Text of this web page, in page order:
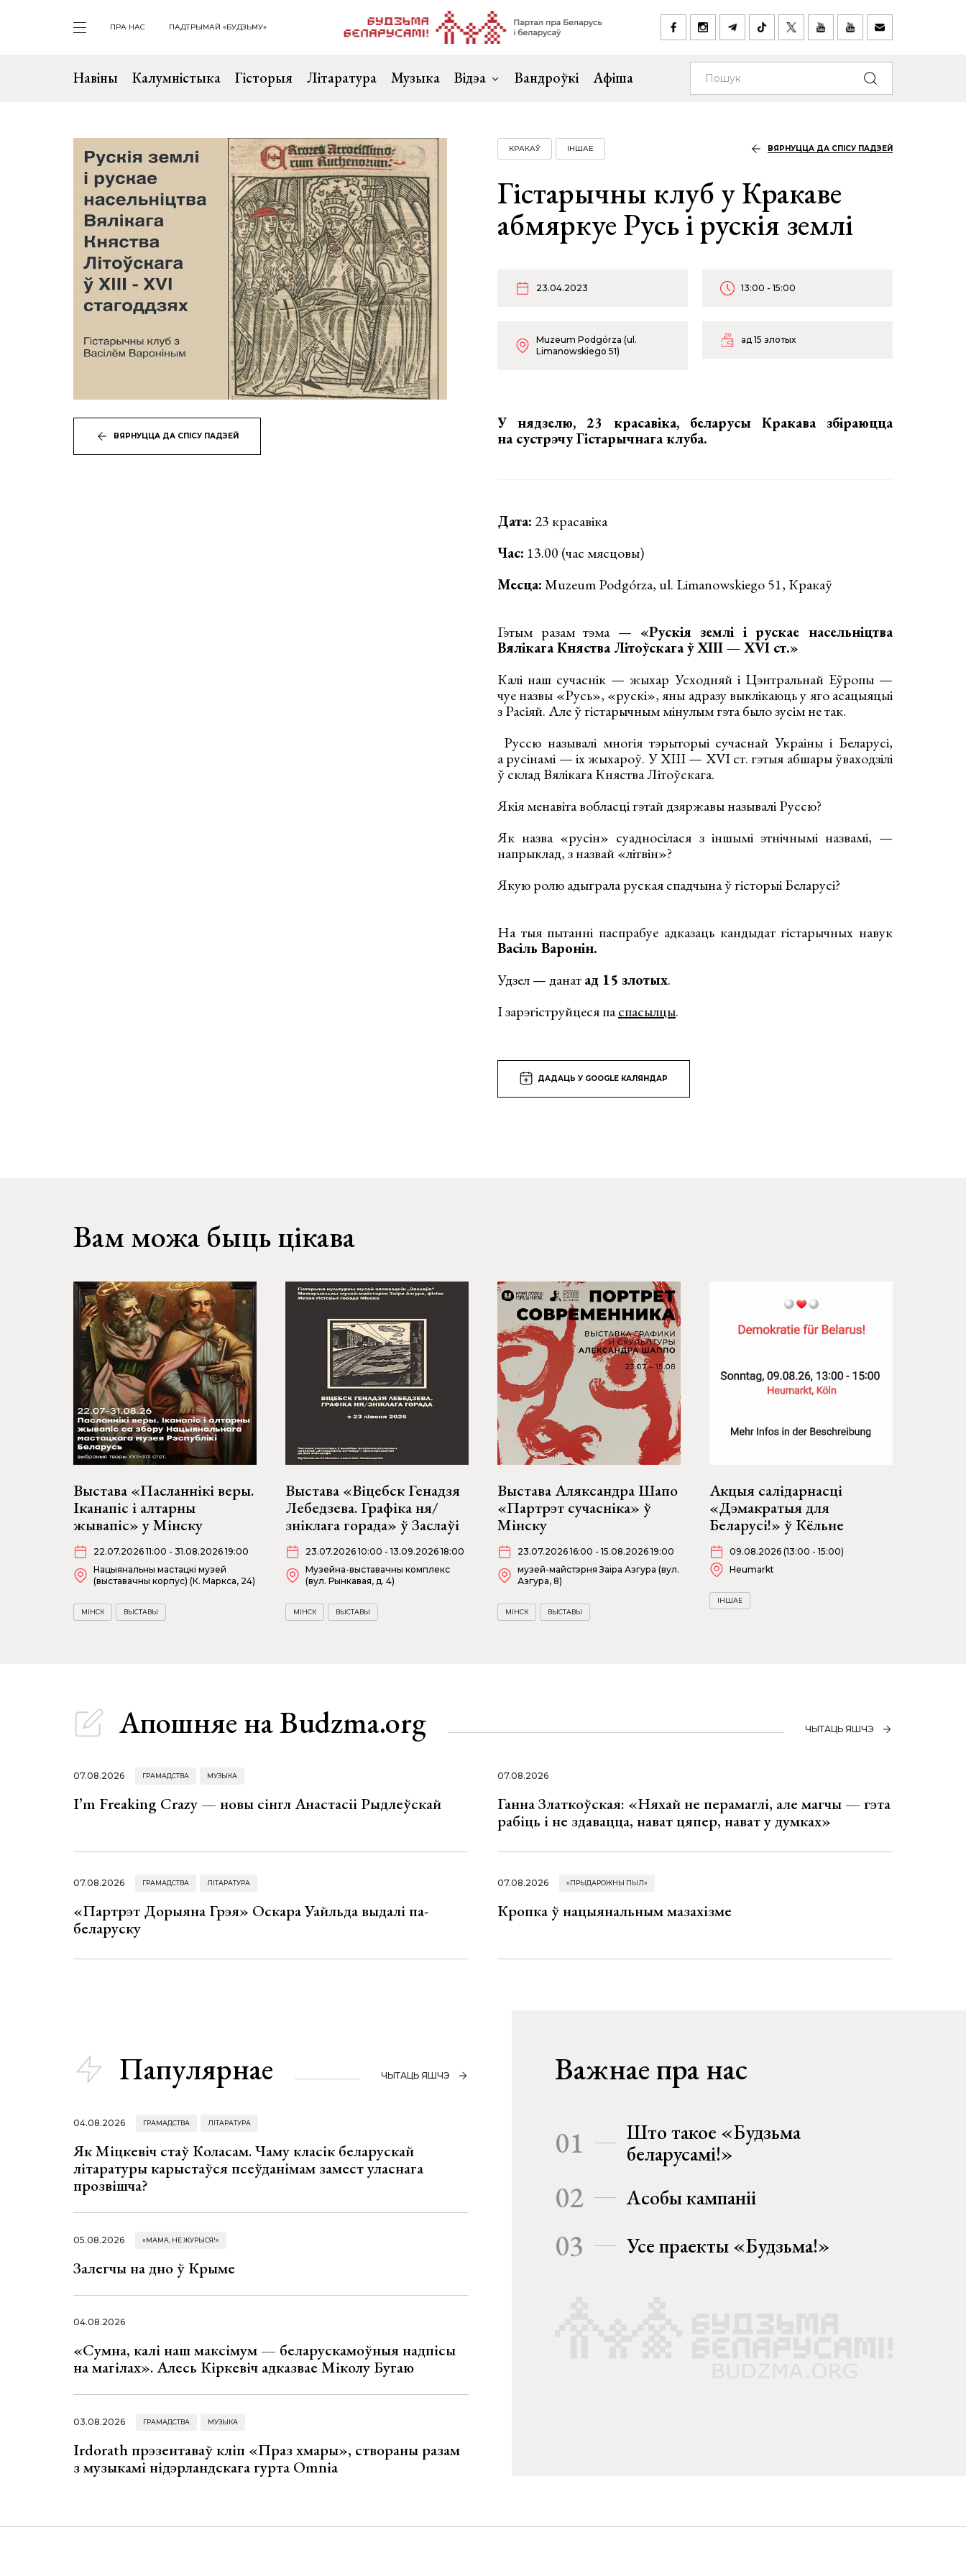
ПРА НАС ПАДТРЫМАЙ «БУДЗЬМУ»
Навіны Калумністыка Гісторыя Літаратура Музыка Відэа Вандроўкі Афіша
ВЯРНУЦЦА ДА СПІСУ ПАДЗЕЙ
КРАКАЎ ІНШАЕ ВЯРНУЦЦА ДА СПІСУ ПАДЗЕЙ
Гістарычны клуб у Кракаве
абмяркуе Русь і рускія землі
23.04.2023 13:00 - 15:00
Muzeum Podgórza (ul.
Limanowskiego 51)
ад 15 злотых
У нядзелю, 23 красавіка, беларусы Кракава збіраюцца
насустрэчу Гістарычнага клуба.
Дата: 23 красавіка
Час: 13.00 (час мясцовы)
Месца:Muzeum Podgórza, ul. Limanowskiego 51, Кракаў
Гэтым разам тэма — «Рускія землі і рускае насельніцтва
Вялікага Княства Літоўскага ў XIII — XVI ст.»
Калі наш сучаснік — жыхар Усходняй і Цэнтральнай Еўропы —
чуе назвы «Русь», «рускі», яны адразу выклікаюць у яго асацыяцыі
з Расіяй. Але ў гістарычным мінулым гэта было зусім не так.
Руссю называлі многія тэрыторыі сучаснай Украіны і Беларусі,
а русінамі — іх жыхароў. У XIII — XVI ст. гэтыя абшары ўваходзілі
ў склад Вялікага Княства Літоўскага.
Якія менавіта вобласці гэтай дзяржавы называлі Руссю?
Як назва «русін» суадносілася з іншымі этнічнымі назвамі, —
напрыклад, з назвай «літвін»?
Якую ролю адыграла руская спадчына ў гісторыі Беларусі?
На тыя пытанні паспрабуе адказаць кандыдат гістарычных навук
Васіль Варонін.
Удзел — данатад 15 злотых.
І зарэгіструйцеся паспасылцы.
ДАДАЦЬ У GOOGLE КАЛЯНДАР
Вам можа быць цікава
Выстава «Пасланнікі веры.
Іканапіс і алтарны
жывапіс» у Мінску
22.07.2026 11:00 - 31.08.2026 19:00
Нацыянальны мастацкі музей
(выставачны корпус) (К. Маркса, 24)
МІНСК ВЫСТАВЫ
Выстава «Віцебск Генадзя
Лебедзева. Графіка ня/
зніклага горада» ў Заслаўі
23.07.2026 10:00 - 13.09.2026 18:00
Музейна-выставачны комплекс
(вул. Рынкавая, д. 4)
МІНСК ВЫСТАВЫ
Выстава Аляксандра Шапо
«Партрэт сучасніка» ў
Мінску
23.07.2026 16:00 - 15.08.2026 19:00
музей-майстэрня Заіра Азгура (вул.
Азгура, 8)
МІНСК ВЫСТАВЫ
Акцыя салідарнасці
«Дэмакратыя для
Беларусі!» ў Кёльне
09.08.2026 (13:00 - 15:00)
Heumarkt
ІНШАЕ
Апошняе на Budzma.org ЧЫТАЦЬ ЯШЧЭ
07.08.2026 ГРАМАДСТВА МУЗЫКА
I’m Freaking Crazy — новы сінгл Анастасіі Рыдлеўскай
07.08.2026
Ганна Златкоўская: «Няхай не перамаглі, але магчы — гэта
рабіць і не здавацца, нават цяпер, нават у думках»
07.08.2026 ГРАМАДСТВА ЛІТАРАТУРА
«Партрэт Дорыяна Грэя» Оскара Уайльда выдалі па-
беларуску
07.08.2026 «ПРЫДАРОЖНЫ ПЫЛ»
Кропка ў нацыянальным мазахізме
Папулярнае ЧЫТАЦЬ ЯШЧЭ
04.08.2026 ГРАМАДСТВА ЛІТАРАТУРА
Як Міцкевіч стаў Коласам. Чаму класік беларускай
літаратуры карыстаўся псеўданімам замест уласнага
прозвішча?
05.08.2026 «МАМА, НЕ ЖУРЫСЯ!»
Залегчы на дно ў Крыме
04.08.2026
«Сумна, калі наш максімум — беларускамоўныя надпісы
на магілах». Алесь Кіркевіч адказвае Міколу Бугаю
03.08.2026 ГРАМАДСТВА МУЗЫКА
Irdorath прэзентаваў кліп «Праз хмары», створаны разам
з музыкамі нідэрландскага гурта Omnia
Важнае пра нас
01
Што такое «Будзьма
беларусамі!»
02 Асобы кампаніі
03 Усе праекты «Будзьма!»